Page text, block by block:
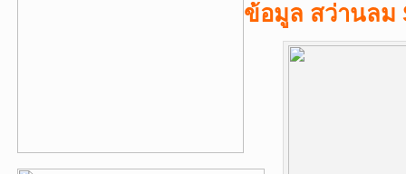
ข้อมูล สว่านลม